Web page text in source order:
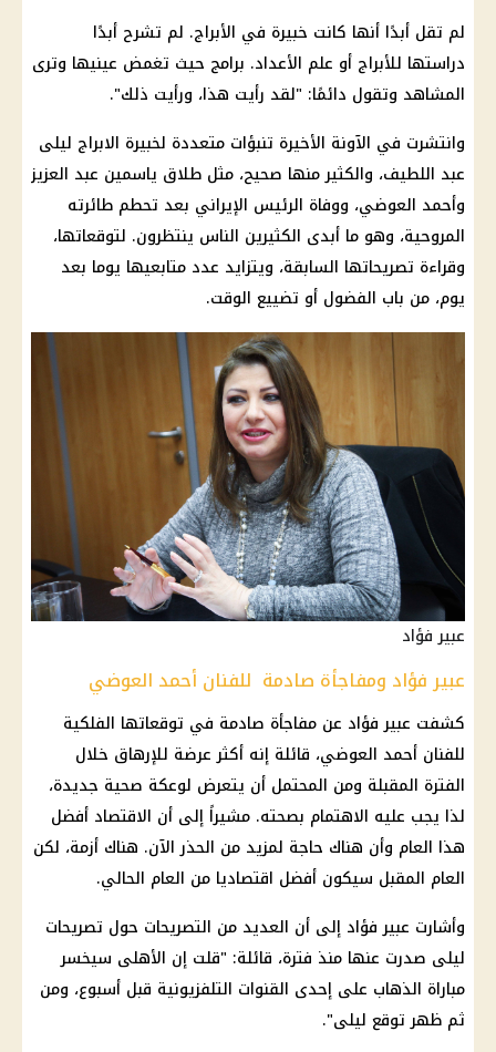
لم تقل أبدًا أنها كانت خبيرة في الأبراج. لم تشرح أبدًا
دراستها للأبراج أو علم الأعداد. برامج حيث تغمض عينيها وترى
المشاهد وتقول دائمًا: "لقد رأيت هذا، ورأيت ذلك".
وانتشرت في الآونة الأخيرة تنبؤات متعددة لخبيرة الابراج ليلى
عبد اللطيف، والكثير منها صحيح، مثل طلاق ياسمين عبد العزيز
وأحمد العوضي، ووفاة الرئيس الإيراني بعد تحطم طائرته
المروحية، وهو ما أبدى الكثيرين الناس ينتظرون. لتوقعاتها،
وقراءة تصريحاتها السابقة، ويتزايد عدد متابعيها يوما بعد
يوم، من باب الفضول أو تضييع الوقت.
عبير فؤاد
عبير فؤاد ومفاجأة صادمة للفنان أحمد العوضي
كشفت عبير فؤاد عن مفاجأة صادمة في توقعاتها الفلكية
للفنان أحمد العوضي، قائلة إنه أكثر عرضة للإرهاق خلال
الفترة المقبلة ومن المحتمل أن يتعرض لوعكة صحية جديدة،
لذا يجب عليه الاهتمام بصحته. مشيراً إلى أن الاقتصاد أفضل
هذا العام وأن هناك حاجة لمزيد من الحذر الآن. هناك أزمة، لكن
العام المقبل سيكون أفضل اقتصاديا من العام الحالي.
وأشارت عبير فؤاد إلى أن العديد من التصريحات حول تصريحات
ليلى صدرت عنها منذ فترة، قائلة: "قلت إن الأهلى سيخسر
مباراة الذهاب على إحدى القنوات التلفزيونية قبل أسبوع، ومن
ثم ظهر توقع ليلى".